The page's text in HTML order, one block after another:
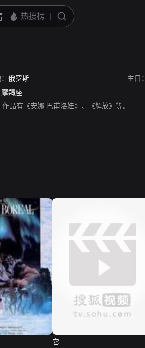
俄罗斯 生日：
摩羯座
品有《安娜·巴甫洛娃》、《解放》等。
它